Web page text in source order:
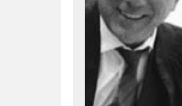
0523647066
ויקי שמואל – משרד עו"ד
משפט פלילי
0528959600